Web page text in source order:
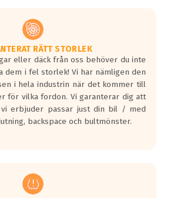
h brukar
överträffa
kommer det finnas
med vågar. Hög
med svarta vågor
påvisar om det är
år 2016.
vågor är redan
RÄTT STORLEK
eller däck från oss behöver du inte
dem i fel storlek! Vi har nämligen den
i hela industrin när det kommer till
för vilka fordon. Vi garanterar dig att
vi erbjuder passar just din bil / med
backspace och bultmönster.